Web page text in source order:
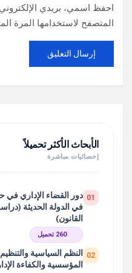
احفظ اسمي، بريدي
المتصفح لاستخدامها المرة
الأبحاث الأكثر تحميلاً
إحصائيات مباشرة
01 دور القضاء الإداري في
في الدولة الحديثة
القانون)
260 تحميل
02
النظم السياسية
المؤسسية والكفاءة